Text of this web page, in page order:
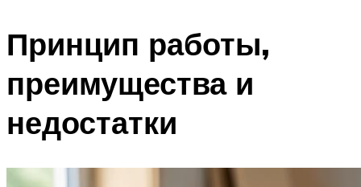
Принцип работы,
преимущества и
недостатки